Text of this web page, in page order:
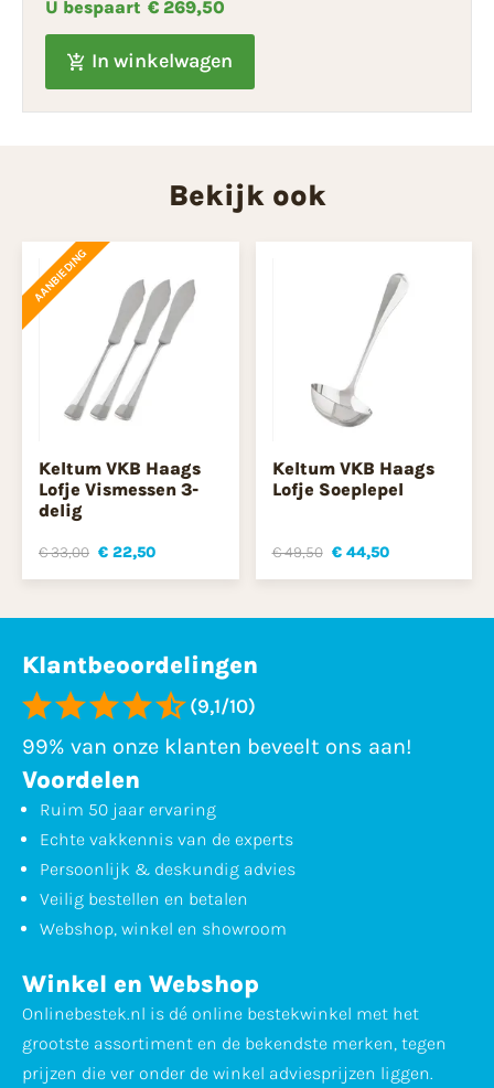
U bespaart € 269,50
In winkelwagen
Bekijk ook
AANBIEDING
Keltum VKB Haags
Lofje Vismessen 3-
delig
€ 33,00 € 22,50
Keltum VKB Haags
Lofje Soeplepel
€ 49,50 € 44,50
Klantbeoordelingen
(9,1/10)
99% van onze klanten beveelt ons aan!
Voordelen
Ruim 50 jaar ervaring
Echte vakkennis van de experts
Persoonlijk & deskundig advies
Veilig bestellen en betalen
Webshop, winkel en showroom
Winkel en Webshop
Onlinebestek.nl is dé online bestekwinkel met het
grootste assortiment en de bekendste merken, tegen
prijzen die ver onder de winkel adviesprijzen liggen.